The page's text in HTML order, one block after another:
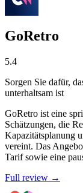
GoRetro
5.4
Sorgen Sie dafür,
unterhaltsam ist
GoRetro ist eine
Schätzungen, die
Kapazitätsplanung
vereint. Das
Tarif sowie eine
Full review →